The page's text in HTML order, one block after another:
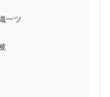
一ツ